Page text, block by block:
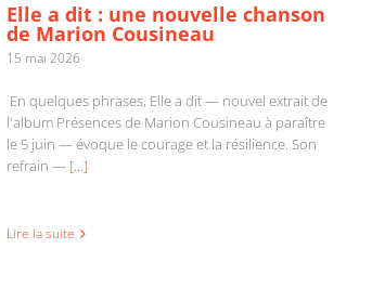
Elle a dit : une nouvelle chanson
de Marion Cousineau
15 mai 2026
En quelques phrases, Elle a dit — nouvel extrait de
l'album Présences de Marion Cousineau à paraître
le 5 juin — évoque le courage et la résilience. Son
refrain — [...]
Lire la suite